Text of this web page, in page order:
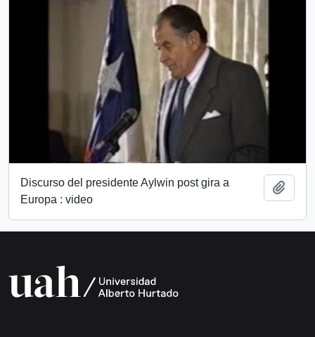
Discurso del presidente Aylwin post gira a
Europa : video